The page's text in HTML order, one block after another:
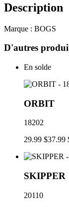
Description
Marque : BOGS
D'autres
En solde
ORBIT
18202
29.99 $37.99
SKIPPER
20110